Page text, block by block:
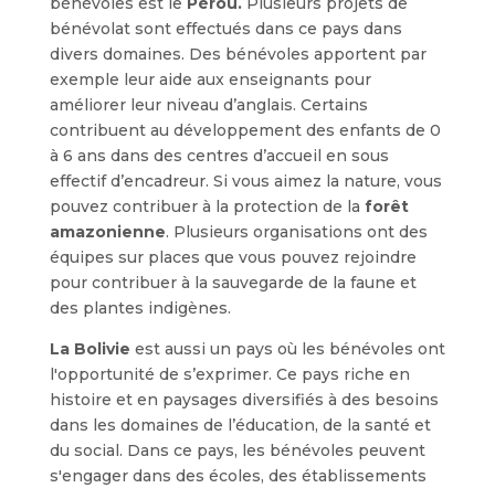
bénévolat sont effectués dans ce pays dans
divers domaines. Des bénévoles apportent par
exemple leur aide aux enseignants pour
améliorer leur niveau d’anglais. Certains
contribuent au développement des enfants de 0
à 6 ans dans des centres d’accueil en sous
effectif d’encadreur. Si vous aimez la nature, vous
pouvez contribuer à la protection de la forêt
amazonienne. Plusieurs organisations ont des
équipes sur places que vous pouvez rejoindre
pour contribuer à la sauvegarde de la faune et
des plantes indigènes.
La Bolivie est aussi un pays où les bénévoles ont
l'opportunité de s’exprimer. Ce pays riche en
histoire et en paysages diversifiés à des besoins
dans les domaines de l’éducation, de la santé et
du social. Dans ce pays, les bénévoles peuvent
s'engager dans des écoles, des établissements